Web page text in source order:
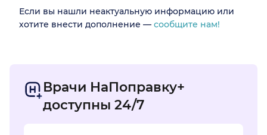
Если вы нашли неактуальную информацию или
хотите внести дополнение — сообщите нам!
Врачи НаПоправку+
доступны 24/7